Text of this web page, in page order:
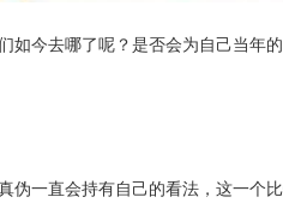
如今去哪了呢？是否会为自己当年
伪一直会持有自己的看法，这一个